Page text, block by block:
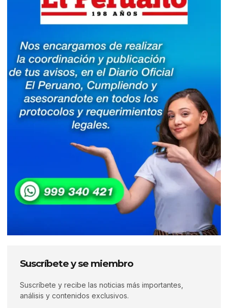
Suscríbete y se miembro
Suscríbete y recibe las noticias más importantes,
análisis y contenidos exclusivos.